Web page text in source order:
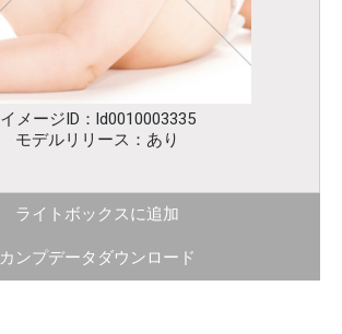
イメージID：ld0010003335
モデルリリース：あり
ライトボックスに追加
カンプデータダウンロード